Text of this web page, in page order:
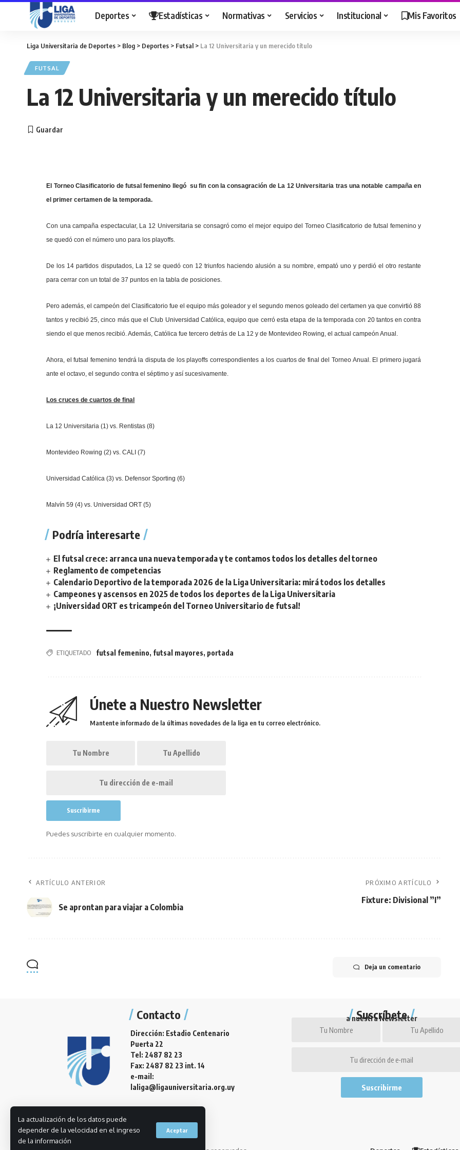
La actualización de los datos puede
depender de la velocidad en el ingreso
de la información
Aceptar
Deportes Estadísticas Normativas Servicios Institucional Mis Favoritos
Liga Universitaria de Deportes > Blog > Deportes > Futsal > La 12 Universitaria y un merecido título
FUTSAL
La 12 Universitaria y un merecido título
El Torneo Clasificatorio de futsal femenino llegó su fin con la consagración de La 12 Universitaria tras una notable campaña en
el primer certamen de la temporada.
Con una campaña espectacular, La 12 Universitaria se consagró como el mejor equipo del Torneo Clasificatorio de futsal femenino y
se quedó con el número uno para los playoffs.
De los 14 partidos disputados, La 12 se quedó con 12 triunfos haciendo alusión a su nombre, empató uno y perdió el otro restante
para cerrar con un total de37 puntos en la tabla de posiciones.
Pero además, el campeón del Clasificatorio fue el equipo más goleador y el segundo menos goleado del certamen ya que convirtió 88
tantos y recibió 25, cinco más que el Club Universidad Católica, equipo que cerró esta etapa de la temporada con 20 tantos en contra
siendo el que menos recibió. Además, Católica fue tercero detrás de La 12 y de Montevideo Rowing, el actual campeón Anual.
Ahora, el futsal femenino tendrá la disputa de los playoffs correspondientes a los cuartos de final del Torneo Anual. El primero jugará
ante el octavo, el segundo contra el séptimo y así sucesivamente.
Los cruces de cuartos de final
La 12 Universitaria (1) vs. Rentistas (8)
Montevideo Rowing (2) vs. CALI (7)
Universidad Católica (3) vs. Defensor Sporting (6)
Malvín 59 (4) vs. Universidad ORT (5)
Podría interesarte
El futsal crece: arranca una nueva temporada y te contamos todos los detalles del torneo
Reglamento de competencias
Calendario Deportivo de la temporada 2026 de la Liga Universitaria: mirá todos los detalles
Campeones y ascensos en 2025 de todos los deportes de la Liga Universitaria
¡Universidad ORT es tricampeón del Torneo Universitario de futsal!
ETIQUETADO futsal femenino, futsal mayores, portada
Únete a Nuestro Newsletter
Mantente informado de la últimas novedades de la liga en tu correo electrónico.
Puedes suscribirte en cualquier momento.
ARTÍCULO ANTERIOR
Se aprontan para viajar a Colombia
PRÓXIMO ARTÍCULO
Fixture: Divisional ”I”
Deja un comentario
Contacto
Dirección: Estadio Centenario
Puerta 22
Tel: 2487 82 23
Fax: 2487 82 23 int. 14
e-mail:
laliga@ligauniversitaria.org.uy
Suscríbete
a nuestra Newsletter